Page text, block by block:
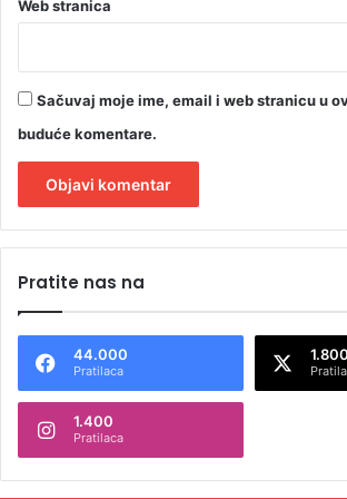
Web stranica
Sačuvaj moje ime, email i web stranicu u
buduće komentare.
t
n
t
Pratite nas na
44.000
Pratilaca
1.800
1.400
Pratilaca